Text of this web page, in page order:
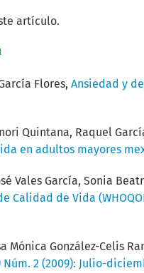
artículo.
Flores, Ansiedad y
Quintana, Raquel
en adultos mayores
Vales García, Sonia
de Vida
Mónica González-Celis
Núm. 2 (2009): Julio-